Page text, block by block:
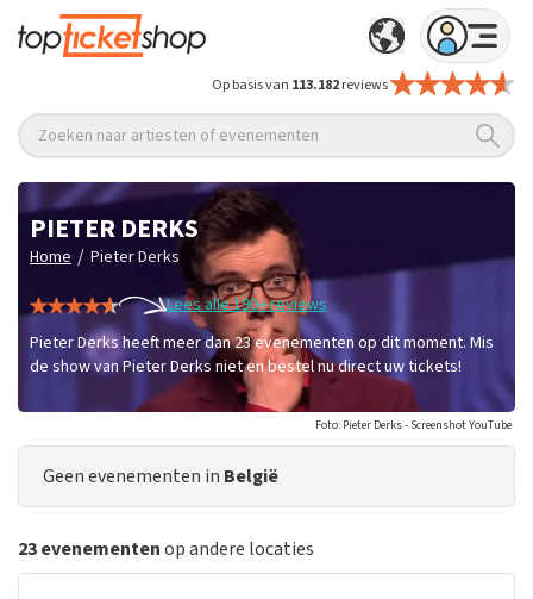
Op basis van 113.182reviews
Zoeken naar artiesten of evenementen
PIETER DERKS
Home / Pieter Derks
Lees alle 190+ reviews
Pieter Derks heeft meer dan 23 evenementen op dit moment. Mis
de show van Pieter Derks niet en bestel nu direct uw tickets!
Foto: Pieter Derks - Screenshot YouTube
Geen evenementen in België
23 evenementenop andere locaties